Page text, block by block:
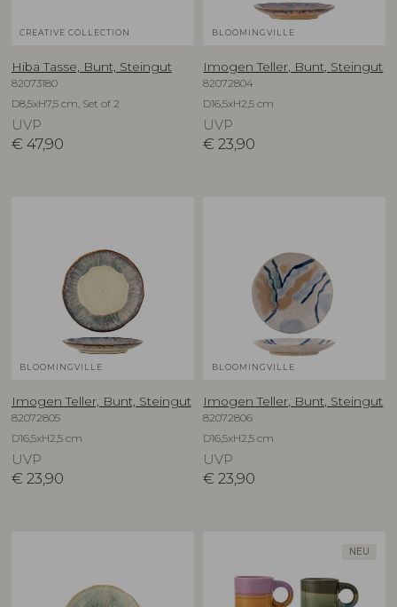
CREATIVE COLLECTION
Hiba Tasse, Bunt, Steingut
82073180
D8,5xH7,5 cm, Set of 2
UVP
€ 47,90
BLOOMINGVILLE
Imogen Teller, Bunt, Steingut
82072804
D16,5xH2,5 cm
UVP
€ 23,90
BLOOMINGVILLE
Imogen Teller, Bunt, Steingut
82072805
D16,5xH2,5 cm
UVP
€ 23,90
BLOOMINGVILLE
Imogen Teller, Bunt, Steingut
82072806
D16,5xH2,5 cm
UVP
€ 23,90
NEU